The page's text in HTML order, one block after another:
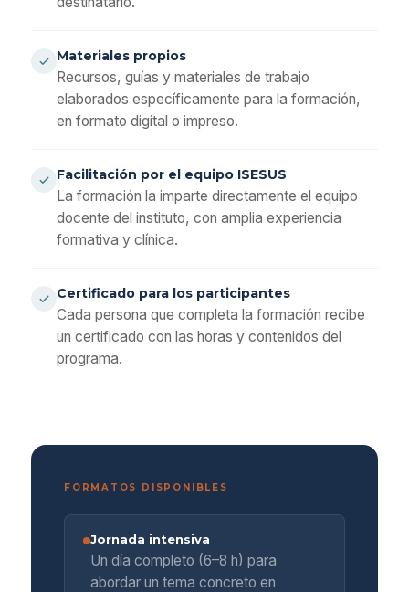
Materiales propios
Recursos, guías y materiales de trabajo
elaborados específicamente para la formación,
en formato digital o impreso.
Facilitación por el equipo ISESUS
La formación la imparte directamente el equipo
docente del instituto, con amplia experiencia
formativa y clínica.
Certificado para los participantes
Cada persona que completa la formación recibe
un certificado con las horas y contenidos del
programa.
FORMATOS DISPONIBLES
Jornada intensiva
Un día completo (6–8 h) para
abordar un tema concreto en